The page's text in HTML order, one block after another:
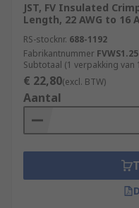
JST, FV Insulated
Length, 22 AWG to 16
RS-stocknr. 688-1192
Fabrikantnummer
Subtotaal (1 verpakking van
€ 22,80(excl. BTW)
Aantal